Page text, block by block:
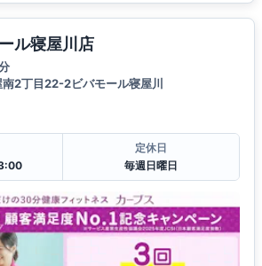
ル寝屋川店
2丁目22-2ビバモール寝屋川
定休日
毎週日曜日